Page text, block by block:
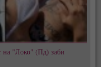
на "Локо" (Пд) заби